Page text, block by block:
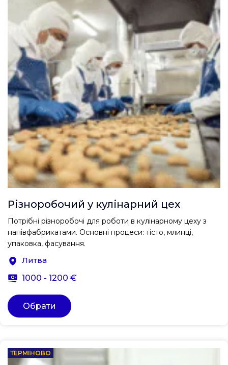
Різноробочий у кулінарний цех
Потрібні різноробочі для роботи в кулінарному цеху з
напівфабрикатами. Основні процеси: тісто, млинці,
упаковка, фасування.
Литва
1000 - 1200 €
Обрати
ТЕРМІНОВО